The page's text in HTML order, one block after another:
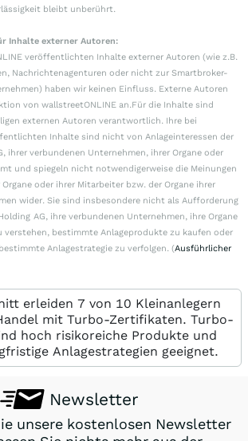
bleibt unberührt.
Inhalte externer Autoren:
veröffentlichten Inhalte externer Autoren (wie z.B.
Nachrichtenagenturen oder nicht zur Smartbroker-
haben wir keinen Einfluss. Externe Autoren
von wallstreetONLINE an.Für die Inhalte sind
externen Autoren verantwortlich. Ihre bei
Inhalte sind nicht von Anlageinteressen der
ihrer verbundenen Unternehmen, ihrer Organe oder
und spiegeln nicht notwendigerweise die Meinungen
oder ihrer Mitarbeiter bzw. der Organe ihrer
wider. Sie sind insbesondere nicht als Aufforderung
AG, ihre verbundenen Unternehmen, ihre Organe
verstehen, bestimmte Anlageprodukte zu kaufen oder
Anlagestrategie zu verfolgen. (Ausführlicher
erleiden 7 von 10 Kleinanlegern
mit Turbo-Zertifikaten. Turbo-
hoch risikoreiche Produkte und
Anlagestrategien geeignet.
Newsletter
unsere kostenlosen Newsletter